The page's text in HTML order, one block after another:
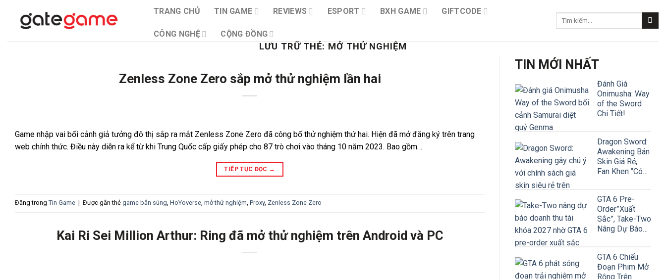
dung
TRANG CHỦ TIN GAME REVIEWS ESPORT BXH GAME GIFTCODE
CÔNG NGHỆ CỘNG ĐỒNG
Tìm
LƯU TRỮ THẺ: MỞ THỬ NGHIỆM
Zenless Zone Zero sắp mở thử nghiệm lần hai
Game nhập vai bối cảnh giả tưởng đô thị sắp ra mắt Zenless Zone Zero đã công bố thử nghiệm thứ hai. Hiện đã mở đăng ký trên trang
web chính thức. Điều này diễn ra kể từ khi Trung Quốc cấp giấy phép cho 87 trò chơi vào tháng 10 năm 2023. Bao gồm…
TIẾP TỤC ĐỌC →
Đăng trong Tin Game | Được gắn thẻ game bắn súng, HoYoverse, mở thử nghiệm, Proxy, Zenless Zone Zero
Kai Ri Sei Million Arthur: Ring đã mở thử nghiệm trên Android và PC
TIN MỚI NHẤT
Đánh Giá
Onimusha: Way
of the Sword
Chi Tiết!
Dragon Sword:
Awakening Bán
Skin Giá Rẻ,
Fan Khen “Có
GTA 6 Pre-
Order”Xuất
Sắc”, Take-Two
Nâng Dự Báo
GTA 6 Chiếu
Đoạn Phim Mở
Rộng Trên